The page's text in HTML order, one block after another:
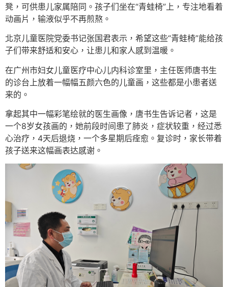
凳，可供患儿家属陪同。孩子们坐在“青蛙椅”上，专注地看着
动画片，输液似乎不再煎熬。
北京儿童医院党委书记张国君表示，希望这些“青蛙椅”能给孩
子们带来舒适和安心，让患儿和家人感到温暖。
在广州市妇女儿童医疗中心儿内科诊室里，主任医师唐书生
的诊台上放着一幅幅五颜六色的儿童画，这些都是小患者送
来的。
拿起其中一幅彩笔绘就的医生画像，唐书生告诉记者，这是
一个8岁女孩画的，她前段时间患了肺炎，症状较重，经过悉
心治疗，4天后退烧，一个多星期后痊愈。复诊时，家长带着
孩子送来这幅画表达感谢。